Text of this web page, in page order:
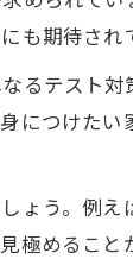
期待され
るテスト
につけたい
ょう。例え
めること